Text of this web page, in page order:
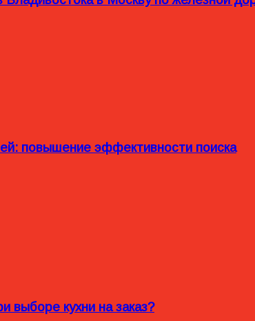
повышение эффективности поиска
выборе кухни на заказ?